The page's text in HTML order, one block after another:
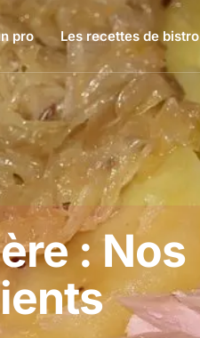
pro Les recettes de bistro
: Nos